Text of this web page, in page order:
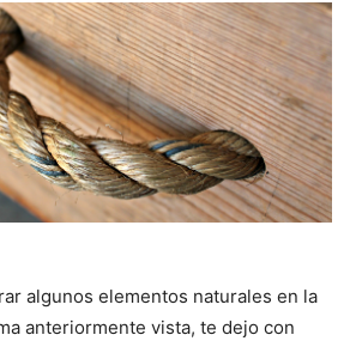
algunos elementos naturales en la
anteriormente vista, te dejo con